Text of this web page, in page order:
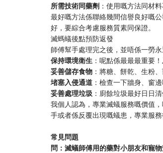
​所需技術同藥劑​ ：使用嘅方法同材
最好嘅方法係聯絡幾間信譽良好嘅
好，要綜合考慮服務質素同保證。
滅螞蟻後點預防返發
師傅幫手處理完之後，並唔係一勞
​保持環境衛生​ ：呢點係最最最重要
​妥善儲存食物​ ：將糖、餅乾、生粉
​堵塞入侵通道​ ：檢查一下牆身、窗
​妥善處理垃圾​ ：廚餘垃圾最好日日
我個人認為，專業滅蟻服務嘅價值
手或者係反覆出現嘅蟻患，專業服
​常見問題​
問：滅蟻師傅用的藥對小朋友和寵物